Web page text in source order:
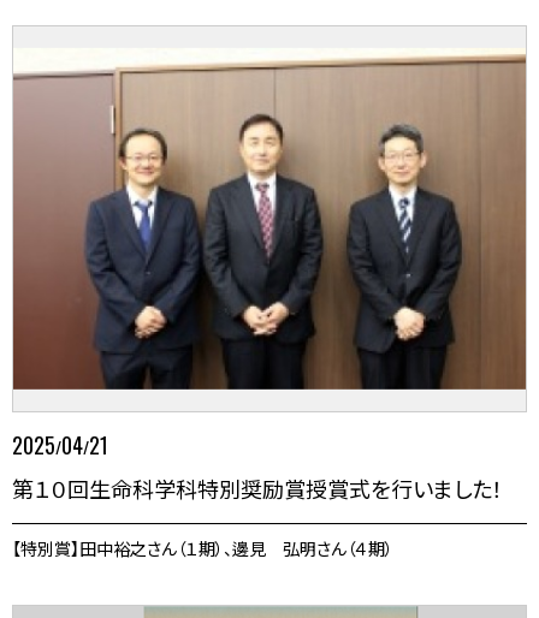
2025/04/21
第１０回生命科学科特別奨励賞授賞式を行いました！
【特別賞】田中裕之さん（１期）、邊見 弘明さん（４期）